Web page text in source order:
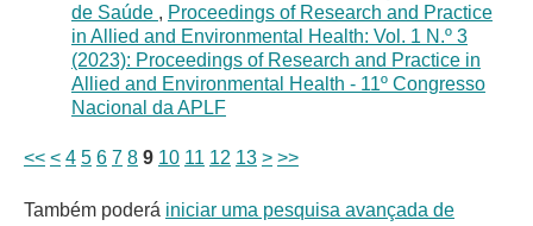
de Saúde , Proceedings of Research and Practice
in Allied and Environmental Health: Vol. 1 N.º 3
(2023): Proceedings of Research and Practice in
Allied and Environmental Health - 11º Congresso
Nacional da APLF
<< < 4 5 6 7 8 9 10 11 12 13 > >>
Também poderá iniciar uma pesquisa avançada de